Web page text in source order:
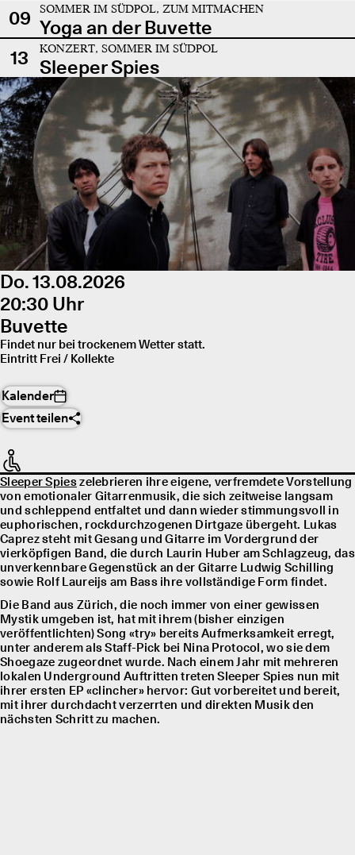
09
SOMMER IM SÜDPOL, ZUM MITMACHEN
Yoga an der Buvette
13
KONZERT, SOMMER IM SÜDPOL
Sleeper Spies
Do. 13.08.2026
20:30 Uhr
Buvette
Findet nur bei trockenem Wetter statt.
Eintritt Frei / Kollekte
Kalender
Event teilen
Sleeper Spieszelebrieren ihre eigene, verfremdete Vorstellung
von emotionaler Gitarrenmusik, die sich zeitweise langsam
und schleppend entfaltet und dann wieder stimmungsvoll in
euphorischen, rockdurchzogenen Dirtgaze übergeht. Lukas
Caprez steht mit Gesang und Gitarre im Vordergrund der
vierköpfigen Band, die durch Laurin Huber am Schlagzeug, das
unverkennbare Gegenstück an der Gitarre Ludwig Schilling
sowie Rolf Laureĳs am Bass ihre vollständige Form findet.
Die Band aus Zürich, die noch immer von einer gewissen
Mystik umgeben ist, hat mit ihrem (bisher einzigen
veröffentlichten) Song «try» bereits Aufmerksamkeit erregt,
unter anderem als Staff-Pick bei Nina Protocol, wo sie dem
Shoegaze zugeordnet wurde. Nach einem Jahr mit mehreren
lokalen Underground Auftritten treten Sleeper Spies nun mit
ihrer ersten EP «clincher» hervor: Gut vorbereitet und bereit,
mit ihrer durchdacht verzerrten und direkten Musik den
nächsten Schritt zu machen.